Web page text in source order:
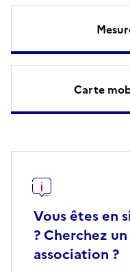
Carte
Vous êtes en
? Cherchez
association ?